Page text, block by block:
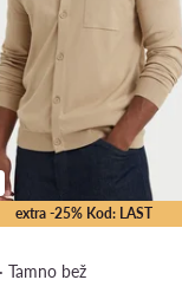
extra -25% Kod: LAST
Tamno bež